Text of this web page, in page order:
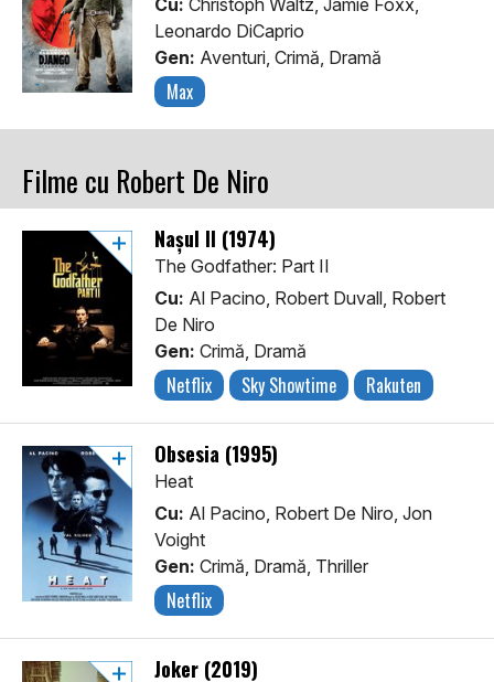
Cu: Christoph Waltz, Jamie Foxx,
Leonardo DiCaprio
Gen: Aventuri, Crimă, Dramă
Max
Filme cu Robert De Niro
Nașul II (1974)
The Godfather: Part II
Cu: Al Pacino, Robert Duvall, Robert
De Niro
Gen: Crimă, Dramă
Netflix Sky Showtime Rakuten
Obsesia (1995)
Heat
Cu: Al Pacino, Robert De Niro, Jon
Voight
Gen: Crimă, Dramă, Thriller
Netflix
Joker (2019)